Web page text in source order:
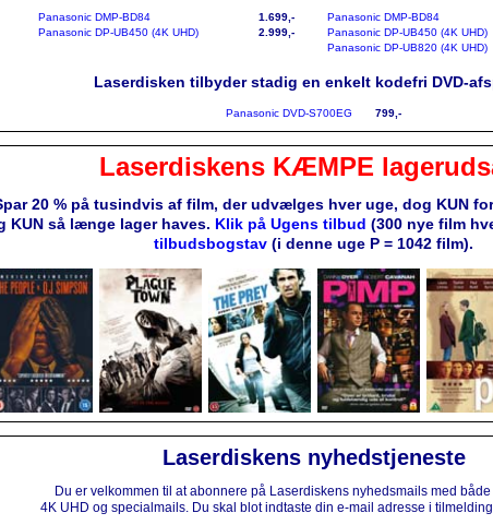
Panasonic DMP-BD84 1.699,- Panasonic DMP-BD84
Panasonic DP-UB450 (4K UHD)
2.999,- Panasonic DP-UB450 (4K UHD)
Panasonic DP-UB820 (4K UHD)
Laserdisken tilbyder stadig en enkelt kodefri DVD-
Panasonic DVD-S700EG 799,-
Laserdiskens KÆMPE
20 % på tusindvis af film, der udvælges hver uge, dog KUN
KUN så længe lager haves. Klik på Ugens tilbud (300 nye film
tilbudsbogstav (i denne uge P = 1042 film).
Laserdiskens nyhedstjeneste
Du er velkommen til at abonnere på Laserdiskens nyhedsmails med både
4K UHD og specialmails. Du skal blot indtaste din e-mail adresse i